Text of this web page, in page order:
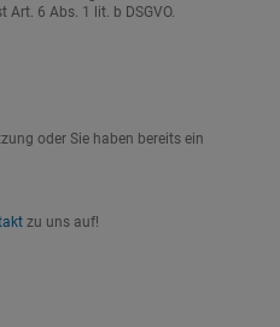
Art. 6 Abs. 1 lit. b DSGVO.
oder Sie haben bereits ein
zu uns auf!